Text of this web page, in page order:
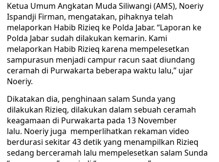
Ketua Umum Angkatan Muda Siliwangi (AMS), Noeriy
Ispandji Firman, mengatakan, pihaknya telah
melaporkan Habib Rizieq ke Polda Jabar. “Laporan ke
Polda Jabar sudah dilakukan kemarin. Kami
melaporkan Habib Rizieq karena mempelesetkan
sampurasun menjadi campur racun saat diundang
ceramah di Purwakarta beberapa waktu lalu,” ujar
Noeriy.
Dikatakan dia, penghinaan salam Sunda yang
dilakukan Rizieq, dilakukan dalam sebuah ceramah
keagamaan di Purwakarta pada 13 November
lalu. Noeriy juga memperlihatkan rekaman video
berdurasi sekitar 43 detik yang menampilkan Rizieq
sedang berceramah lalu mempelesetkan salam Sunda